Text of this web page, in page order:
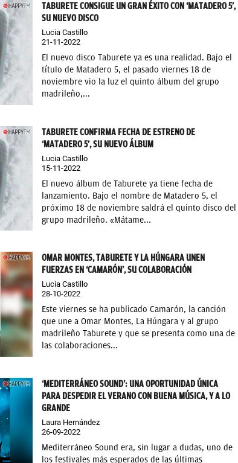
TABURETE CONSIGUE UN GRAN ÉXITO CON ‘MATADERO 5’,
SU NUEVO DISCO
Lucia Castillo
21-11-2022
El nuevo disco Taburete ya es una realidad. Bajo el
título de Matadero 5, el pasado viernes 18 de
noviembre vio la luz el quinto álbum del grupo
madrileño,...
TABURETE CONFIRMA FECHA DE ESTRENO DE
‘MATADERO 5’, SU NUEVO ÁLBUM
Lucia Castillo
15-11-2022
El nuevo álbum de Taburete ya tiene fecha de
lanzamiento. Bajo el nombre de Matadero 5, el
próximo 18 de noviembre saldrá el quinto disco del
grupo madrileño. «Mátame...
OMAR MONTES, TABURETE Y LA HÚNGARA UNEN
FUERZAS EN ‘CAMARÓN’, SU COLABORACIÓN
Lucia Castillo
28-10-2022
Este viernes se ha publicado Camarón, la canción
que une a Omar Montes, La Húngara y al grupo
madrileño Taburete y que se presenta como una de
las colaboraciones...
‘MEDITERRÁNEO SOUND’: UNA OPORTUNIDAD ÚNICA
PARA DESPEDIR EL VERANO CON BUENA MÚSICA, Y A LO
GRANDE
Laura Hernández
26-09-2022
Mediterráneo Sound era, sin lugar a dudas, uno de
los festivales más esperados de las últimas